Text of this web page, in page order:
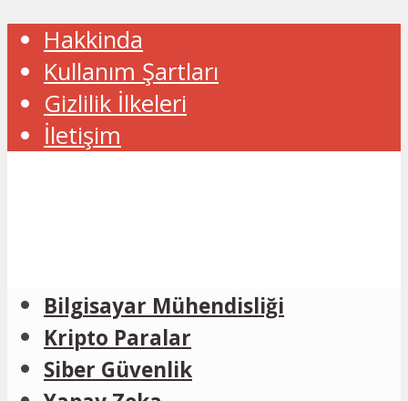
Hakkinda
Kullanım Şartları
Gizlilik İlkeleri
İletişim
Bilgisayar Mühendisliği
Kripto Paralar
Siber Güvenlik